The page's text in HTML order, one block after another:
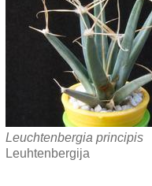
Leuchtenbergia principis
Leuhtenbergija